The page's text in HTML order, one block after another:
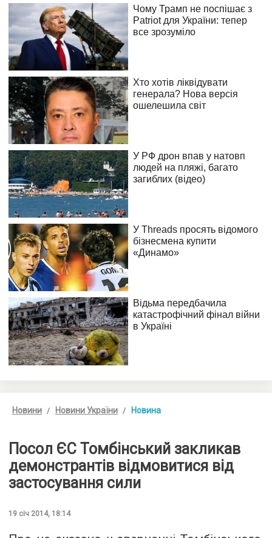
Новини Новини України Новина
Посол ЄС Томбінський закликав
демонстрантів відмовитися від
застосування сили
19 січ 2014, 18:14